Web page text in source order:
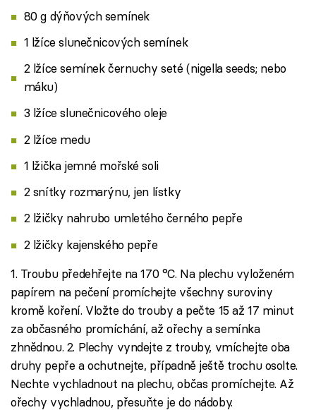
80 g dýňových semínek
1 lžíce slunečnicových semínek
2 lžíce semínek černuchy seté (nigella seeds; nebo
máku)
3 lžíce slunečnicového oleje
2 lžíce medu
1 lžička jemné mořské soli
2 snítky rozmarýnu, jen lístky
2 lžičky nahrubo umletého černého pepře
2 lžičky kajenského pepře
1. Troubu předehřejte na 170 °C. Na plechu vyloženém
papírem na pečení promíchejte všechny suroviny
kromě koření. Vložte do trouby a pečte 15 až 17 minut
za občasného promíchání, až ořechy a semínka
zhnědnou. 2. Plechy vyndejte z trouby, vmíchejte oba
druhy pepře a ochutnejte, případně ještě trochu osolte.
Nechte vychladnout na plechu, občas promíchejte. Až
ořechy vychladnou, přesuňte je do nádoby.